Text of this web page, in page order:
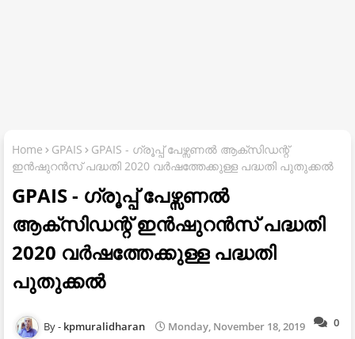
Home GPAIS
GPAIS - ഗ്രൂപ്പ് പേഴ്സണൽ ആക്സിഡന്റ്
ഇൻഷുറൻസ് പദ്ധതി 2020 വർഷത്തേക്കുള്ള പദ്ധതി പുതുക്കൽ
GPAIS - ഗ്രൂപ്പ് പേഴ്സണൽ
ആക്സിഡന്റ് ഇൻഷുറൻസ് പദ്ധതി
2020 വർഷത്തേക്കുള്ള പദ്ധതി
പുതുക്കൽ
0
kpmuralidharan Monday, November 18, 2019